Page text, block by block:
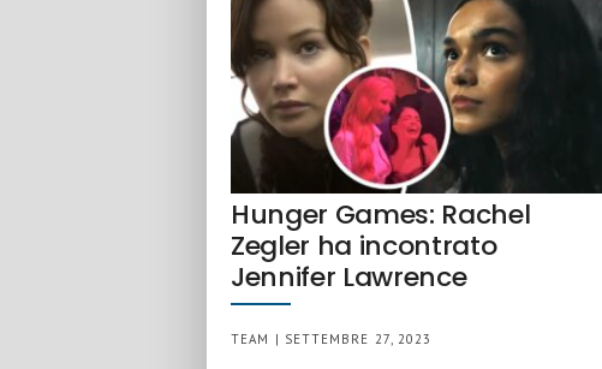
Hunger Games: Rachel
Zegler ha incontrato
Jennifer Lawrence
TEAM | SETTEMBRE 27, 2023